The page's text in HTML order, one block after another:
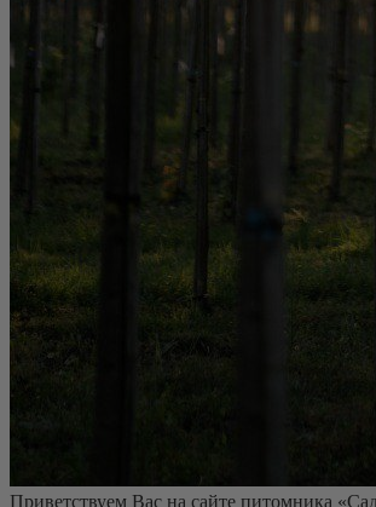
Приветствуем Вас на сайте питомника